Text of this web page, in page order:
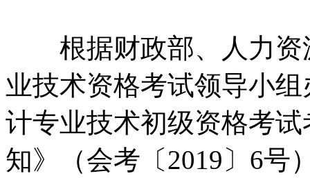
根据财政部、人力资
业技术资格考试领导小
计专业技术初级资格考
知》（会考〔2019〕6号